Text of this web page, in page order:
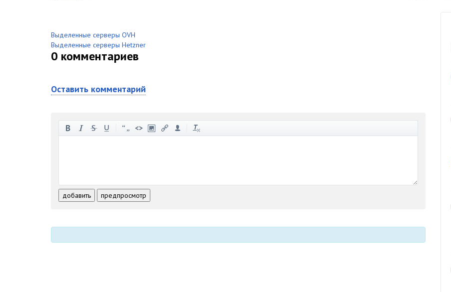
Выделенные серверы OVH
Выделенные серверы Hetzner
0 комментариев
Оставить комментарий
-
-
-
добавить предпросмотр